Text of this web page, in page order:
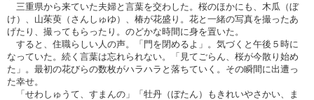
三重県から来ていた夫婦と言葉を交わした。桜のほかにも、木瓜（ぼ
け）、山茱萸（さんしゅゆ）、椿が花盛り。花と一緒の写真を撮ったあ
げたり、撮ってもらったり。のどかな時間に身を置いた。
すると、住職らしい人の声。「門を閉めるよ」。気づくと午後５時に
なっていた。続く言葉は忘れられない。「見てごらん、桜が今散り始め
た」。最初の花びらの数枚がハラハラと落ちていく。その瞬間に出遭っ
た幸せ。
「せわしゅうて、すまんの」「牡丹（ぼたん）もきれいやさかい、ま